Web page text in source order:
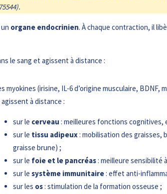
organe endocrinien. À chaque contraction, il
le sang et agissent à distance :
myokines (irisine, IL-6 d’origine musculaire,
à distance :
sur le cerveau : meilleures fonctions
sur le tissu adipeux: mobilisation des graisses,
graisse brune) ;
sur le foie et le pancréas: meilleure sensibilité
sur le système immunitaire: effet anti-
sur les os: stimulation de la formation osseuse ;